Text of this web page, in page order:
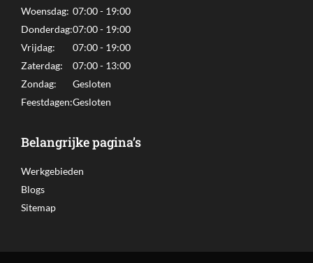
Woensdag: 07:00 - 19:00
Donderdag:07:00 - 19:00
Vrijdag:
07:00 - 19:00
Zaterdag:
07:00 - 13:00
Zondag:
Gesloten
Feestdagen:Gesloten
Belangrijke pagina’s
Werkgebieden
Blogs
Sitemap